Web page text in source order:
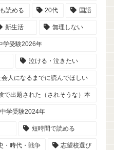
読める 20代 国語
新生活 無理しない
学受験2026年
泣ける・泣きたい
会人になるまでに読んでほしい
で出題された（されそうな）本
中学受験2024年
短時間で読める
・時代・戦争 志望校選び